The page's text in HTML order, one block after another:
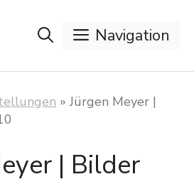
Navigation
»Jürgen Meyer |
| Bilder